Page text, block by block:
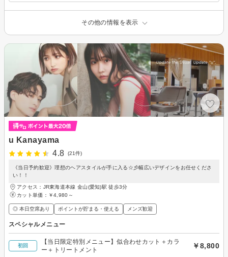
その他の情報を表示
u Kanayama
4.8
(21件)
《当日予約歓迎》理想のヘアスタイルが手に入る☆彡幅広いデザインをお任せくださ
い！！
アクセス：JR東海道本線 金山(愛知)駅 徒歩3分
カット単価： ￥4,980～
◎ 本日空席あり ポイントが貯まる・使える メンズ歓迎
スペシャルメニュー
初回
【当日限定特別メニュー】似合わせカット＋カラ
ー＋トリートメント
￥8,800